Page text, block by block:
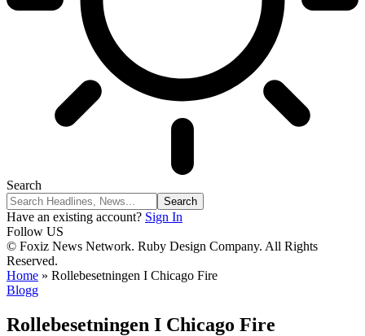
Search
Have an existing account? Sign In
Follow US
© Foxiz News Network. Ruby Design Company. All Rights
Reserved.
Home » Rollebesetningen I Chicago Fire
Blogg
Rollebesetningen I Chicago Fire